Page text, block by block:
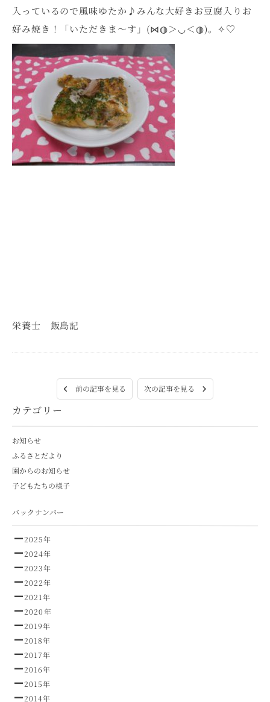
カテゴリー
お知らせ
ふるさとだより
園からのお知らせ
子どもたちの様子
バックナンバー
2025年
2024年
2023年
2022年
2021年
2020年
2019年
2018年
2017年
2016年
2015年
2014年
入っているので風味ゆたか♪みんな大好きお豆腐入りお
好み焼き！「いただきま～す」(⋈◍＞◡＜◍)。✧♡
栄養士 飯島記
前の記事を見る 次の記事を見る